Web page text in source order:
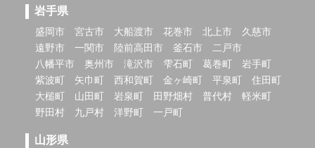
岩手県
盛岡市 宮古市 大船渡市 花巻市 北上市
久慈市
遠野市
一関市 陸前高田市 釜石市
二戸市
八幡平市
奥州市 滝沢市 雫石町 葛巻町
岩手町
紫波町
矢巾町 西和賀町 金ヶ崎町 平泉町
住田町
大槌町
山田町 岩泉町 田野畑村 普代村
軽米町
野田村
九戸村 洋野町 一戸町
山形県